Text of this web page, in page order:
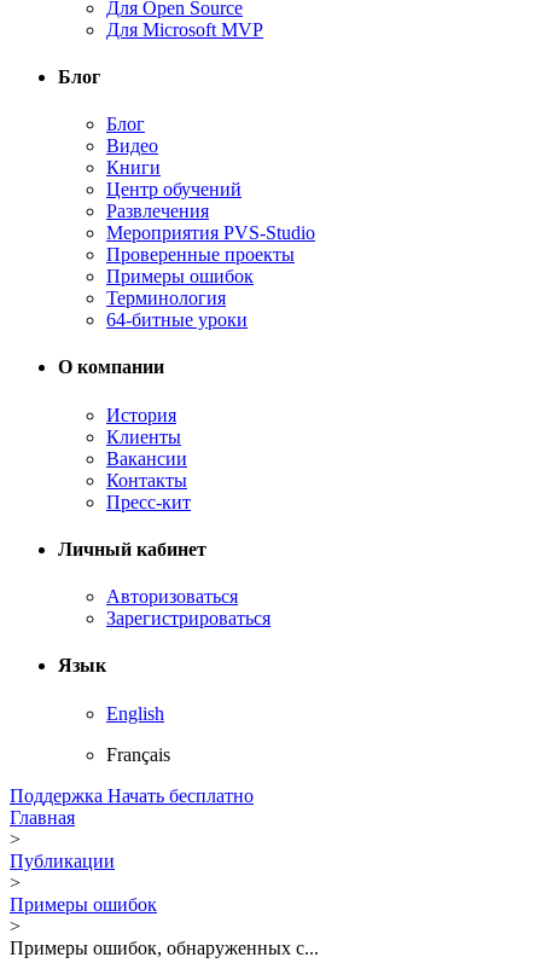
Для Open Source
Для Microsoft MVP
Блог
Блог
Видео
Книги
Центр обучений
Развлечения
Мероприятия PVS-Studio
Проверенные проекты
Примеры ошибок
Терминология
64-битные уроки
О компании
История
Клиенты
Вакансии
Контакты
Пресс-кит
Личный кабинет
Авторизоваться
Зарегистрироваться
Язык
English
Français
Поддержка Начать бесплатно
Главная
>
Публикации
>
Примеры ошибок
>
Примеры ошибок, обнаруженных с...